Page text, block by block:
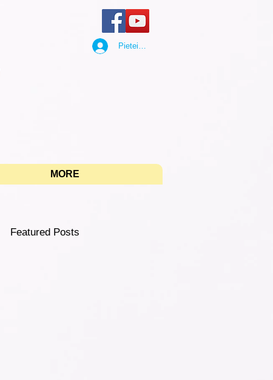
Pieteikties
MORE
Featured Posts